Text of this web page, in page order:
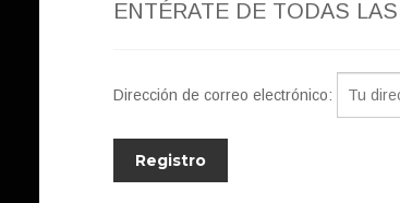
ENTÉRATE DE TODAS
Dirección de correo electrónico: